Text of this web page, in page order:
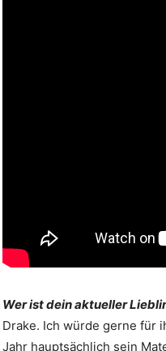
Wer ist dein aktueller
Drake. Ich würde gerne für
Jahr hauptsächlich sein